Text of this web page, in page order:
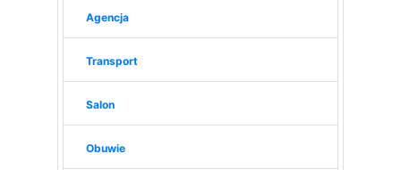
Agencja
Transport
Salon
Obuwie